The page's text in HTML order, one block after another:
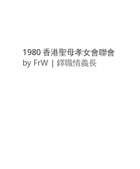
1980 香港聖母孝女會聯會
by FrW| 鐸職情義長